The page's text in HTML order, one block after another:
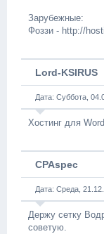
Зарубежные:
Фоззи - http://
Lord-KSIRUS
Дата: Суббота,
Хостинг для
CPAspec
Дата: Среда,
Держу сетку
советую.